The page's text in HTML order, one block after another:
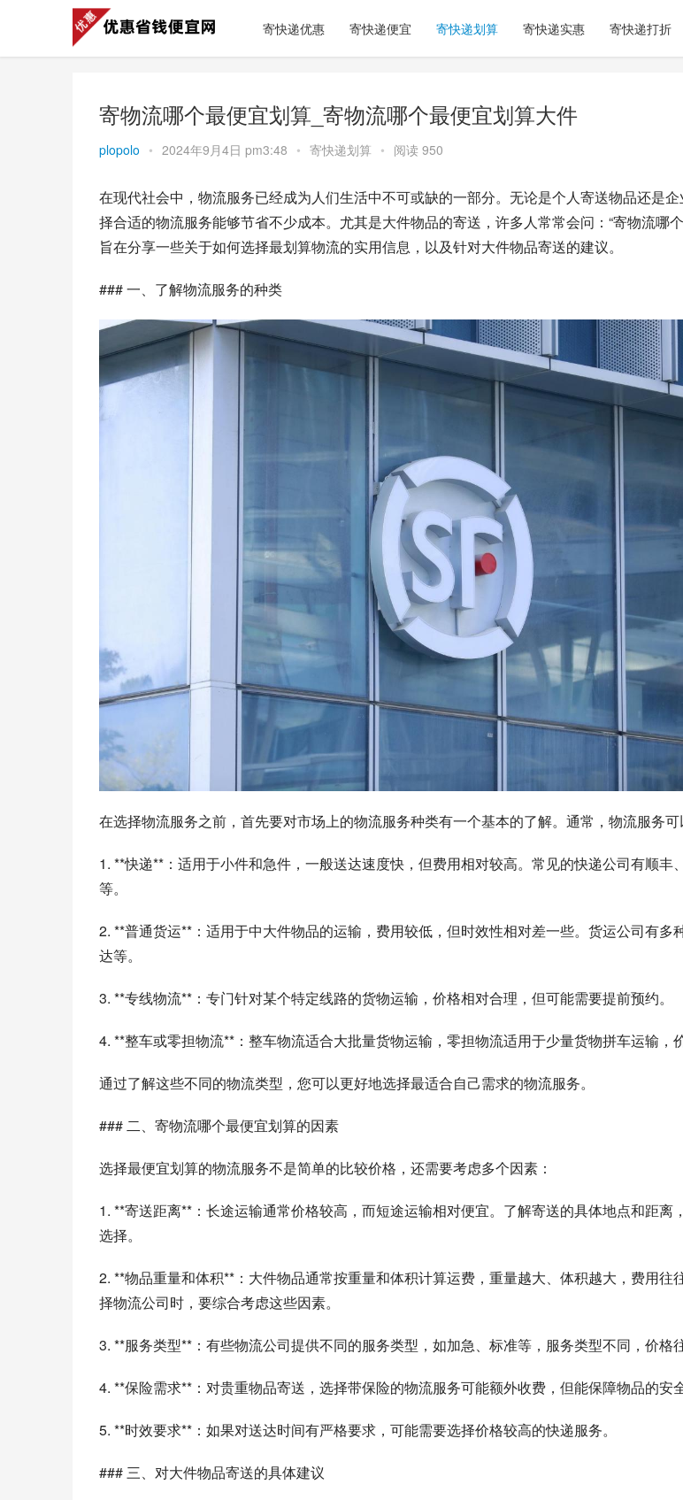
寄快递优惠 寄快递便宜 寄快递划算 寄快递实惠 寄快递打折
寄物流哪个最便宜划算_寄物流哪个最便宜划算大件
plopolo • 2024年9月4日 pm3:48 • 寄快递划算 • 阅读 950
在现代社会中，物流服务已经成为人们生活中不可或缺的一部分。无论是个人寄送物品还是
择合适的物流服务能够节省不少成本。尤其是大件物品的寄送，许多人常常会问：“寄物流哪
旨在分享一些关于如何选择最划算物流的实用信息，以及针对大件物品寄送的建议。
### 一、了解物流服务的种类
在选择物流服务之前，首先要对市场上的物流服务种类有一个基本的了解。通常，物流服务可
1. **快递**：适用于小件和急件，一般送达速度快，但费用相对较高。常见的快递公司有顺丰
等。
2. **普通货运**：适用于中大件物品的运输，费用较低，但时效性相对差一些。货运公司有多
达等。
3. **专线物流**：专门针对某个特定线路的货物运输，价格相对合理，但可能需要提前预约。
4. **整车或零担物流**：整车物流适合大批量货物运输，零担物流适用于少量货物拼车运输，
通过了解这些不同的物流类型，您可以更好地选择最适合自己需求的物流服务。
### 二、寄物流哪个最便宜划算的因素
选择最便宜划算的物流服务不是简单的比较价格，还需要考虑多个因素：
1. **寄送距离**：长途运输通常价格较高，而短途运输相对便宜。了解寄送的具体地点和距离
选择。
2. **物品重量和体积**：大件物品通常按重量和体积计算运费，重量越大、体积越大，费用往
择物流公司时，要综合考虑这些因素。
3. **服务类型**：有些物流公司提供不同的服务类型，如加急、标准等，服务类型不同，价格
4. **保险需求**：对贵重物品寄送，选择带保险的物流服务可能额外收费，但能保障物品的安全
5. **时效要求**：如果对送达时间有严格要求，可能需要选择价格较高的快递服务。
### 三、对大件物品寄送的具体建议